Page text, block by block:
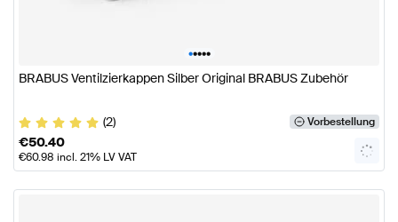
•••••
BRABUS Ventilzierkappen Silber Original BRABUS Zubehör
(2) Vorbestellung
€50.40
€60.98 incl. 21% LV VAT